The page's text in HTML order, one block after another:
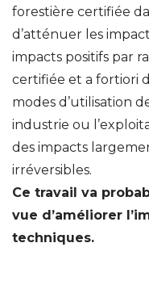
forestière certifiée
d’atténuer les
impacts positifs par
certifiée et a fortiori
modes d’utilisation
industrie ou
des impacts
irréversibles.
Ce travail va
vue d’améliorer
techniques.